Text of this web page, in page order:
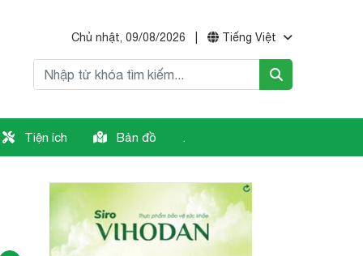
Chủ nhật, 09/08/2026 Tiếng Việt
Tiện ích Bản đồ .